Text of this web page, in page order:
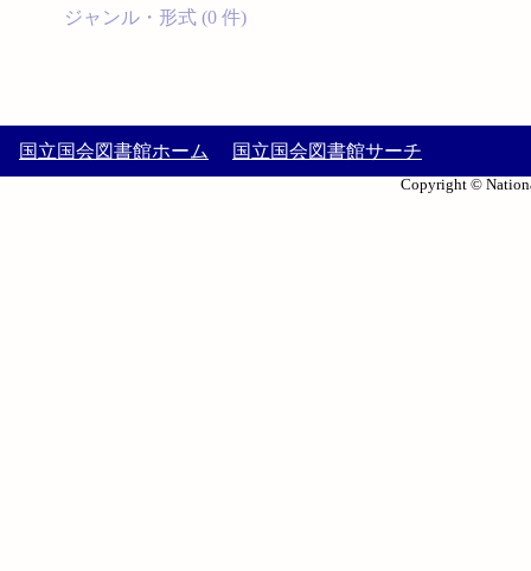
ジャンル・形式 (0 件)
国立国会図書館ホーム 国立国会図書館サーチ
Copyright ©